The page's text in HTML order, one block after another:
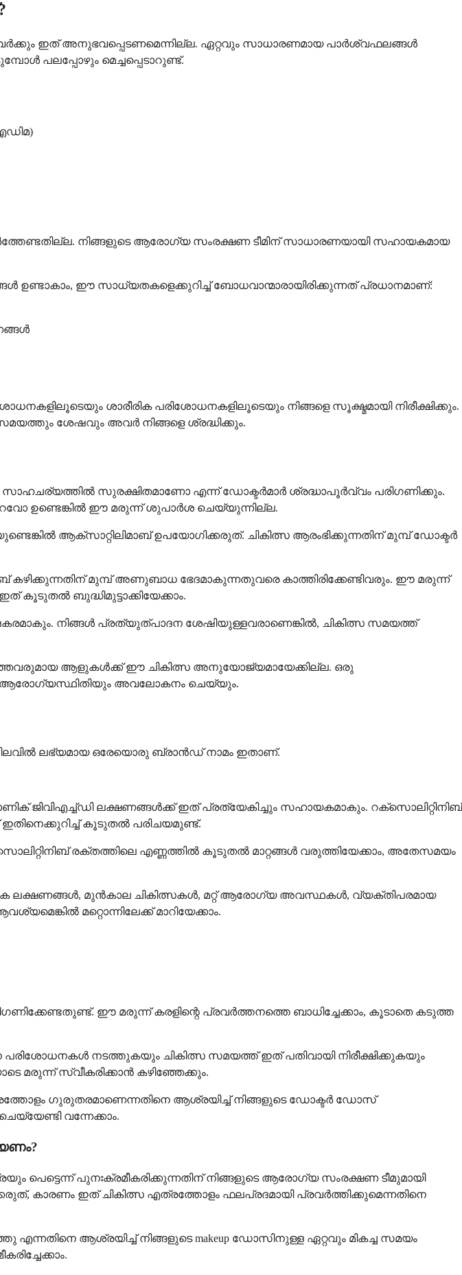
ഇത് അനുഭവപ്പെടണമെന്നില്ല. ഏറ്റവും സാധാരണമായ പാർശ്വഫലങ്ങൾ
പലപ്പോഴും മെച്ചപ്പെടാറുണ്ട്.
നിങ്ങളുടെ ആരോഗ്യ സംരക്ഷണ ടീമിന് സാധാരണയായി സഹായകമായ
ഈ സാധ്യതകളെക്കുറിച്ച് ബോധവാന്മാരായിരിക്കുന്നത് പ്രധാനമാണ്:
ശാരീരിക പരിശോധനകളിലൂടെയും നിങ്ങളെ സൂക്ഷ്മമായി നിരീക്ഷിക്കും.
ശേഷവും അവർ നിങ്ങളെ ശ്രദ്ധിക്കും.
സുരക്ഷിതമാണോ എന്ന് ഡോക്ടർമാർ ശ്രദ്ധാപൂർവ്വം പരിഗണിക്കും.
ഉണ്ടെങ്കിൽ ഈ മരുന്ന് ശുപാർശ ചെയ്യുന്നില്ല.
ആക്സാറ്റിലിമാബ് ഉപയോഗിക്കരുത്. ചികിത്സ ആരംഭിക്കുന്നതിന് മുമ്പ് ഡോക്ടർ
മുമ്പ് അണുബാധ ഭേദമാകുന്നതുവരെ കാത്തിരിക്കേണ്ടിവരും. ഈ മരുന്ന്
ബുദ്ധിമുട്ടാക്കിയേക്കാം.
നിങ്ങൾ പ്രത്യുത്പാദന ശേഷിയുള്ളവരാണെങ്കിൽ, ചികിത്സ സമയത്ത്
ആളുകൾക്ക് ഈ ചികിത്സ അനുയോജ്യമായേക്കില്ല. ഒരു
ആരോഗ്യസ്ഥിതിയും അവലോകനം ചെയ്യും.
ലഭ്യമായ ഒരേയൊരു ബ്രാൻഡ് നാമം ഇതാണ്.
ജിവിഎച്ച്ഡി ലക്ഷണങ്ങൾക്ക് ഇത് പ്രത്യേകിച്ചും സഹായകമാകും. റക്സൊലിറ്റിനിബ്
കൂടുതൽ പരിചയമുണ്ട്.
രക്തത്തിലെ എണ്ണത്തിൽ കൂടുതൽ മാറ്റങ്ങൾ വരുത്തിയേക്കാം, അതേസമയം
ലക്ഷണങ്ങൾ, മുൻകാല ചികിത്സകൾ, മറ്റ് ആരോഗ്യ അവസ്ഥകൾ, വ്യക്തിപരമായ
മറ്റൊന്നിലേക്ക് മാറിയേക്കാം.
ഈ മരുന്ന് കരളിന്റെ പ്രവർത്തനത്തെ ബാധിച്ചേക്കാം, കൂടാതെ കടുത്ത
പരിശോധനകൾ നടത്തുകയും ചികിത്സ സമയത്ത് ഇത് പതിവായി നിരീക്ഷിക്കുകയും
മരുന്ന് സ്വീകരിക്കാൻ കഴിഞ്ഞേക്കും.
ഗുരുതരമാണെന്നതിനെ ആശ്രയിച്ച് നിങ്ങളുടെ ഡോക്ടർ ഡോസ്
വന്നേക്കാം.
പുനഃക്രമീകരിക്കുന്നതിന് നിങ്ങളുടെ ആരോഗ്യ സംരക്ഷണ ടീമുമായി
കാരണം ഇത് ചികിത്സ എത്രത്തോളം ഫലപ്രദമായി പ്രവർത്തിക്കുമെന്നതിനെ
ആശ്രയിച്ച് നിങ്ങളുടെ makeup ഡോസിനുള്ള ഏറ്റവും മികച്ച സമയം